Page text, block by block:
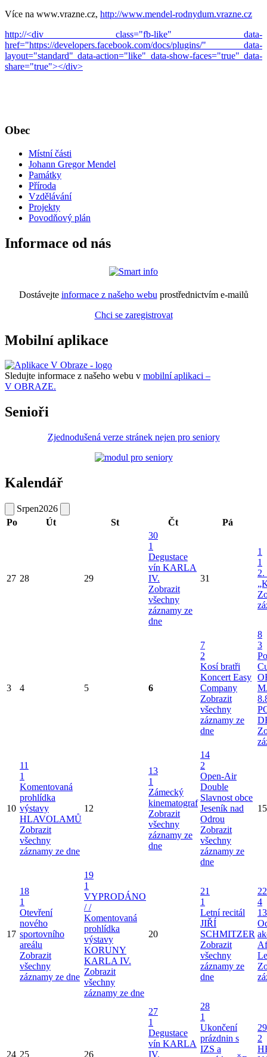
Více na www.vrazne.cz, http://www.mendel-rodnydum.vrazne.cz
http://<div class="fb-like" data-
href="https://developers.facebook.com/docs/plugins/" data-
layout="standard" data-action="like" data-show-faces="true" data-
share="true"></div>
Obec
Místní části
Johann Gregor Mendel
Památky
Příroda
Vzdělávání
Projekty
Povodňový plán
Informace od nás
Dostávejte informace z našeho webu prostřednictvím e-mailů
Chci se zaregistrovat
Mobilní aplikace
Sledujte informace z našeho webu v mobilní aplikaci –
V OBRAZE.
Senioři
Zjednodušená verze stránek nejen pro seniory
Kalendář
Srpen2026
Po
Út St Čt Pá
27 28 29
30
1
Degustace
vín KARLA
IV.
Zobrazit
všechny
záznamy ze
dne
31
1
1
2.
3 4 5 6
7
2
Kosí bratři
Koncert Easy
Company
Zobrazit
všechny
záznamy ze
dne
8
3
10
11
1
Komentovaná
prohlídka
výstavy
HLAVOLAMŮ
Zobrazit
všechny
záznamy ze dne
12
13
1
Zámecký
kinematograf
Zobrazit
všechny
záznamy ze
dne
14
2
Open-Air
Double
Slavnost obce
Jeseník nad
Odrou
Zobrazit
všechny
záznamy ze
dne
15
17
18
1
Otevření
nového
sportovního
areálu
Zobrazit
všechny
záznamy ze dne
19
1
VYPRODÁNO
/ /
Komentovaná
prohlídka
výstavy
KORUNY
KARLA IV.
Zobrazit
všechny
záznamy ze dne
20
21
1
Letní recitál
JIŘÍ
SCHMITZER
Zobrazit
všechny
záznamy ze
dne
22
4
24 25 26
27
1
Degustace
vín KARLA
IV.
28
1
Ukončení
prázdnin s
IZS a
29
2